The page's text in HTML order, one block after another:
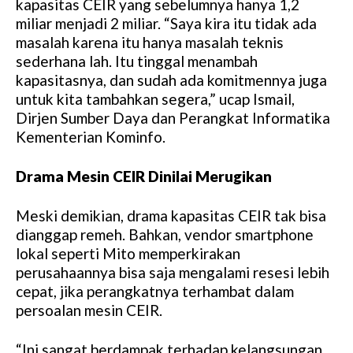
kapasitas CEIR yang sebelumnya hanya 1,2
miliar menjadi 2 miliar. “Saya kira itu tidak ada
masalah karena itu hanya masalah teknis
sederhana lah. Itu tinggal menambah
kapasitasnya, dan sudah ada komitmennya juga
untuk kita tambahkan segera,” ucap Ismail,
Dirjen Sumber Daya dan Perangkat Informatika
Kementerian Kominfo.
Drama Mesin CEIR Dinilai Merugikan
Meski demikian, drama kapasitas CEIR tak bisa
dianggap remeh. Bahkan, vendor smartphone
lokal seperti Mito memperkirakan
perusahaannya bisa saja mengalami resesi lebih
cepat, jika perangkatnya terhambat dalam
persoalan mesin CEIR.